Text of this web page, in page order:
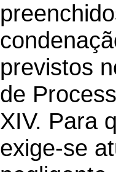
previstos
de
XIV. Para
exige-se